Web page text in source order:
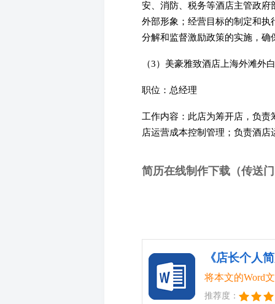
安、消防、税务等酒店主管政
外部形象；经营目标的制定和
分解和监督激励政策的实施，确
（3）美豪雅致酒店上海外滩外
职位：总经理
工作内容：此店为筹开店，负
店运营成本控制管理；负责酒
简历在线制作下载（传送
《店长个人
将本文的Word
推荐度：